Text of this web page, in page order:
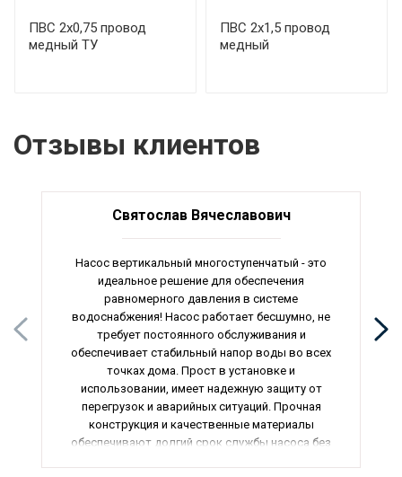
ПВС 2х0,75 провод
медный ТУ
ПВС 2х1,5 провод
медный
Отзывы клиентов
Святослав Вячеславович
Насос вертикальный многоступенчатый - это
идеальное решение для обеспечения
равномерного давления в системе
водоснабжения! Насос работает бесшумно, не
требует постоянного обслуживания и
обеспечивает стабильный напор воды во всех
точках дома. Прост в установке и
использовании, имеет надежную защиту от
перегрузок и аварийных ситуаций. Прочная
конструкция и качественные материалы
обеспечивают долгий срок службы насоса без